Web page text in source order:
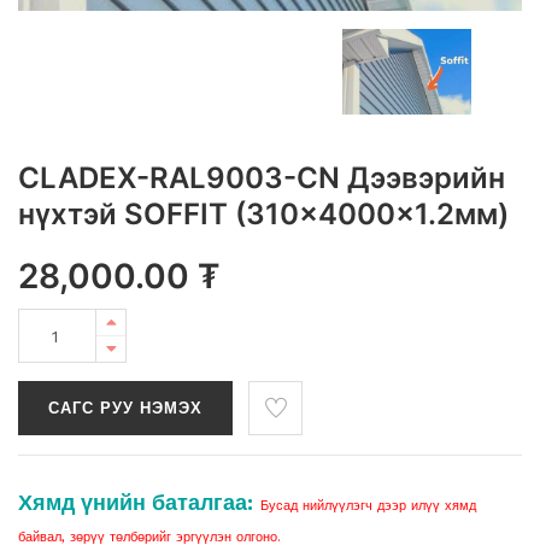
CLADEX-RAL9003-CN Дээвэрийн
нүхтэй SOFFIT (310x4000x1.2мм)
28,000.00 ₮
САГС РУУ НЭМЭХ
Хямд үнийн баталгаа:
Бусад нийлүүлэгч дээр илүү хямд
байвал, зөрүү төлбөрийг эргүүлэн олгоно.